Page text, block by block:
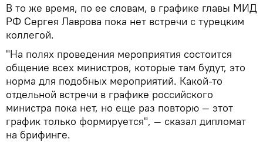
В то же время, по ее словам, в графике главы МИД
РФ Сергея Лаврова пока нет встречи с турецким
коллегой.
"На полях проведения мероприятия состоится
общение всех министров, которые там будут, это
норма для подобных мероприятий. Какой-то
отдельной встречи в графике российского
министра пока нет, но еще раз повторю — этот
график только формируется", — сказал дипломат
на брифинге.